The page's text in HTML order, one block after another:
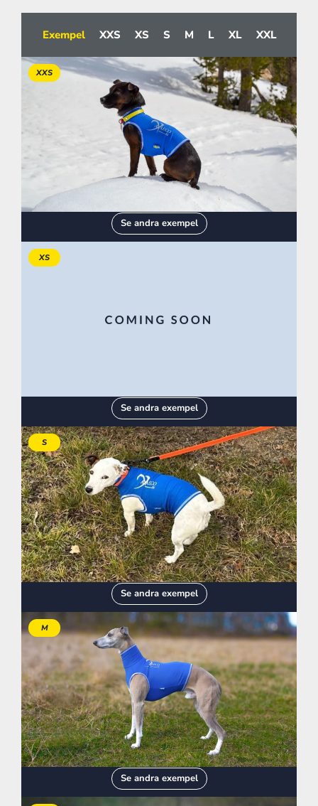
Exempel XXS XS S M L XL XXL
XXS
Se andra exempel
XS
Se andra exempel
S
Se andra exempel
M
Se andra exempel